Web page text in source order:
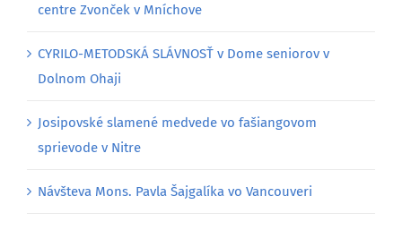
centre Zvonček v Mníchove
CYRILO-METODSKÁ SLÁVNOSŤ v Dome seniorov v
Dolnom Ohaji
Josipovské slamené medvede vo fašiangovom
sprievode v Nitre
Návšteva Mons. Pavla Šajgalíka vo Vancouveri